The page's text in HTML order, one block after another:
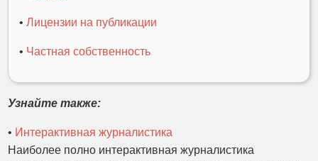
•Лицензии на публикации
• Частная собственность
Узнайте также:
• Интерактивная журналистика
Наиболее полно интерактивная журналистика